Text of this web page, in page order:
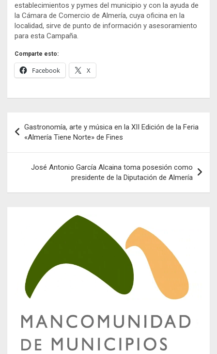
establecimientos y pymes del municipio y con la ayuda de
la Cámara de Comercio de Almería, cuya oficina en la
localidad, sirve de punto de información y asesoramiento
para esta Campaña.
Comparte esto:
Facebook X
de
entradas
Gastronomía, arte y música en la XII Edición de la Feria
«Almería Tiene Norte» de Fines
José Antonio García Alcaina toma posesión como
presidente de la Diputación de Almería